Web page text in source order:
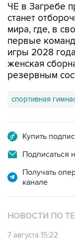
ЧЕ в Загребе
станет
мира, где, в
первые
игры 2028
женская
резервным
спортивная
Купить
Подписаться
Получать
канале
НОВОСТИ ПО
7 августа 15:22